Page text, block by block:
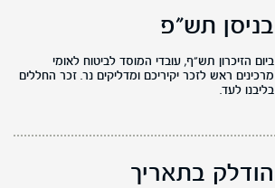
בניסן תש"פ
ביום הזיכרון תש"ף, עובדי המוסד לביטוח לאומי
מרכינים ראש לזכר יקיריכם ומדליקים נר. זכר החללים
בליבנו לעד.
הודלק בתאריך